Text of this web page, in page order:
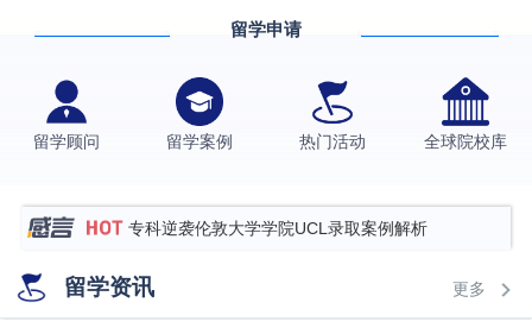
留学申请
留学顾问 留学案例 热门活动 全球院校库
西南财经大学投资学背景，成功斩获英国名校多份
上海财经大学经济学背景成功斩获爱丁堡大学经济学
专科逆袭伦敦大学学院UCL录取案例解析
香港浸会大学伦理与公共事务硕士录取
从上海财大2+2到谢菲尔德：低均分逆袭QS百强金
留学资讯 更多